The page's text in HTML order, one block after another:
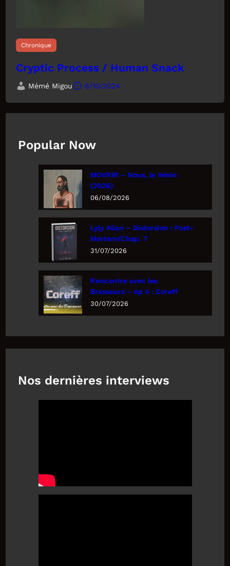
Chronique
Cryptic Process / Human Snack
Mémé Migou 6/10/2024
Popular Now
MOVRIR – Nous, le Venin
(2026)
06/08/2026
Lyly Allan – Distorsion : Post-
Mortem/Chap. 7
31/07/2026
Rencontre avec les
Brasseurs – ép 4 : Coreff
30/07/2026
Nos dernières interviews